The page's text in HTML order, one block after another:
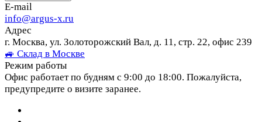
E-mail
info@argus-x.ru
Адрес
г. Москва, ул. Золоторожский Вал, д. 11, стр. 22, офис 239
🚙 Склад в Москве
Режим работы
Офис работает по будням с 9:00 до 18:00. Пожалуйста,
предупредите о визите заранее.